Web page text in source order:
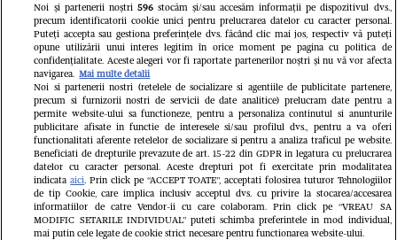
Noi și partenerii noștri 596stocăm și/sau accesăm informații pe dispozitivul dvs.,
precum identificatorii cookie unici pentru prelucrarea datelor cu caracter personal.
Puteți accepta sau gestiona preferințele dvs. făcând clic mai jos, respectiv vă puteți
opune utilizării unui interes legitim în orice moment pe pagina cu politica de
confidențialitate. Aceste alegeri vor fi raportate partenerilor noștri și nu vă vor afecta
navigarea. Mai multe detalii
Noi si partenerii nostri (retelele de socializare si agentiile de publicitate partenere,
precum si furnizorii nostri de servicii de date analitice) prelucram date pentru a
permite website-ului sa functioneze, pentru a personaliza continutul si anunturile
publicitare afisate in functie de interesele si/sau profilul dvs., pentru a va oferi
functionalitati aferente retelelor de socializare si pentru a analiza traficul pe website.
Beneficiati de drepturile prevazute de art. 15-22 din GDPR in legatura cu prelucrarea
datelor cu caracter personal. Aceste drepturi pot fi exercitate prin modalitatea
indicataaici. Prin click pe “ACCEPT TOATE”, acceptati folosirea tuturor Tehnologiilor
de tip Cookie, care implica inclusiv acceptul dvs. cu privire la stocarea/accesarea
informatiilor de catre Vendor-ii cu care colaboram. Prin click pe “VREAU SA
MODIFIC SETARILE INDIVIDUAL” puteti schimba preferintele in mod individual,
mai putin cele legate de cookie strict necesare pentru functionarea website-ului.